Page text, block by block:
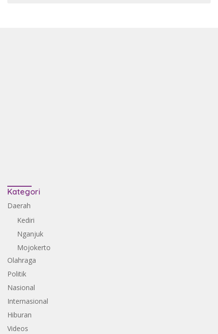
Kategori
Daerah
Kediri
Nganjuk
Mojokerto
Olahraga
Politik
Nasional
Internasional
Hiburan
Videos